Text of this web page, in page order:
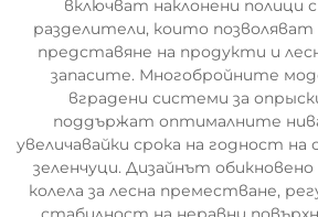
включват наклонени полици
разделители, които позволяват
представяне на продукти и
запасите. Многобройните
вградени системи за
поддържат оптималните
увеличавайки срока на годност
зеленчуци. Дизайнът
колела за лесна преместване,